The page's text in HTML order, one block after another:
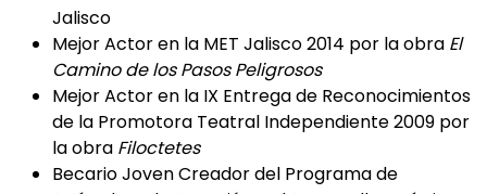
Jalisco
Mejor Actor en la MET Jalisco 2014 por la obra El
Camino de los Pasos Peligrosos
Mejor Actor en la IX Entrega de Reconocimientos
de la Promotora Teatral Independiente 2009 por
la obra Filoctetes
Becario Joven Creador del Programa de